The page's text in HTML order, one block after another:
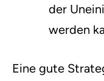
der
werden
Eine gute